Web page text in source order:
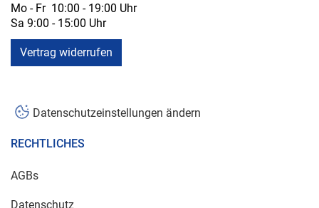
Mo - Fr 10:00 - 19:00 Uhr
Sa 9:00 - 15:00 Uhr
Vertrag widerrufen
Datenschutzeinstellungen ändern
RECHTLICHES
AGBs
Datenschutz